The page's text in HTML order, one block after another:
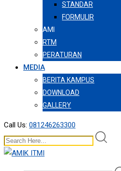
STANDAR
FORMULIR
AMI
RTM
PERATURAN
MEDIA
BERITA KAMPUS
DOWNLOAD
GALLERY
Call Us: 081246263300